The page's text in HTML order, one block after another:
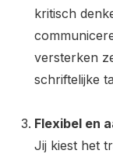
kritisch
versterken
schriftelijke
Flexibel en
Jij kiest het